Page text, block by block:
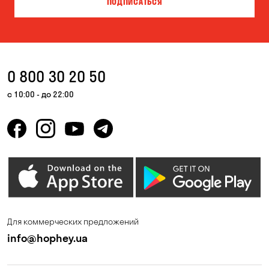
Горишние Плавни
Елизаветовка Зазимье
Калиновка
0 800 30 20 50
с 10:00 - до 22:00
Для коммерческих предложений
info@hophey.ua